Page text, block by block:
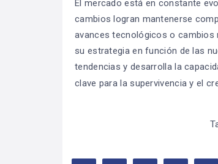
El mercado está en constante
cambios logran mantenerse
avances tecnológicos o cambios
su estrategia en función de las
tendencias y desarrolla la
clave para la supervivencia y el